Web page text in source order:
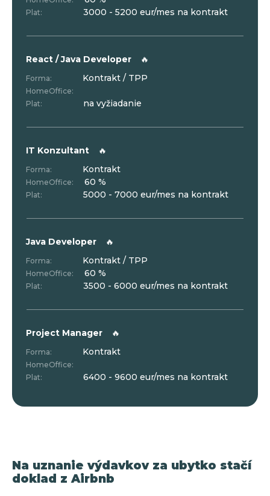
Plat: 3000 - 5200 eur/mes na kontrakt
React / Java Developer 🔥
Forma: Kontrakt / TPP
HomeOffice:
Plat:
na vyžiadanie
IT Konzultant 🔥
Forma: Kontrakt
HomeOffice: 60 %
Plat: 5000 - 7000 eur/mes na kontrakt
Java Developer 🔥
Forma: Kontrakt / TPP
HomeOffice: 60 %
Plat: 3500 - 6000 eur/mes na kontrakt
Project Manager 🔥
Forma: Kontrakt
HomeOffice:
Plat:
6400 - 9600 eur/mes na kontrakt
Na uznanie výdavkov za ubytko stačí
doklad z Airbnb